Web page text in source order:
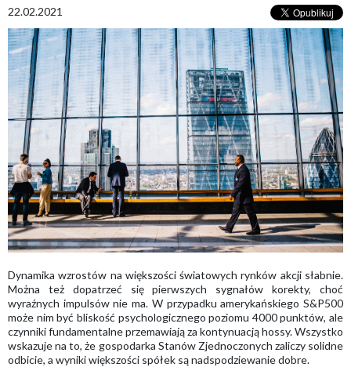
22.02.2021
Dynamika wzrostów na większości światowych rynków akcji słabnie.
Można też dopatrzeć się pierwszych sygnałów korekty, choć
wyraźnych impulsów nie ma. W przypadku amerykańskiego S&P500
może nim być bliskość psychologicznego poziomu 4000 punktów, ale
czynniki fundamentalne przemawiają za kontynuacją hossy. Wszystko
wskazuje na to, że gospodarka Stanów Zjednoczonych zaliczy solidne
odbicie, a wyniki większości spółek są nadspodziewanie dobre.